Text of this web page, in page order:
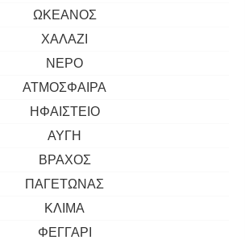
ΩΚΕΑΝΌΣ
ΧΑΛΆΖΙ
ΝΕΡΌ
ΑΤΜΌΣΦΑΙΡΑ
ΗΦΑΊΣΤΕΙΟ
ΑΥΓΉ
ΒΡΆΧΟΣ
ΠΑΓΕΤΏΝΑΣ
ΚΛΊΜΑ
ΦΕΓΓΆΡΙ